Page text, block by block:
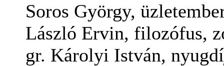
Soros György,
László Ervin, filozófus,
gr. Károlyi István,